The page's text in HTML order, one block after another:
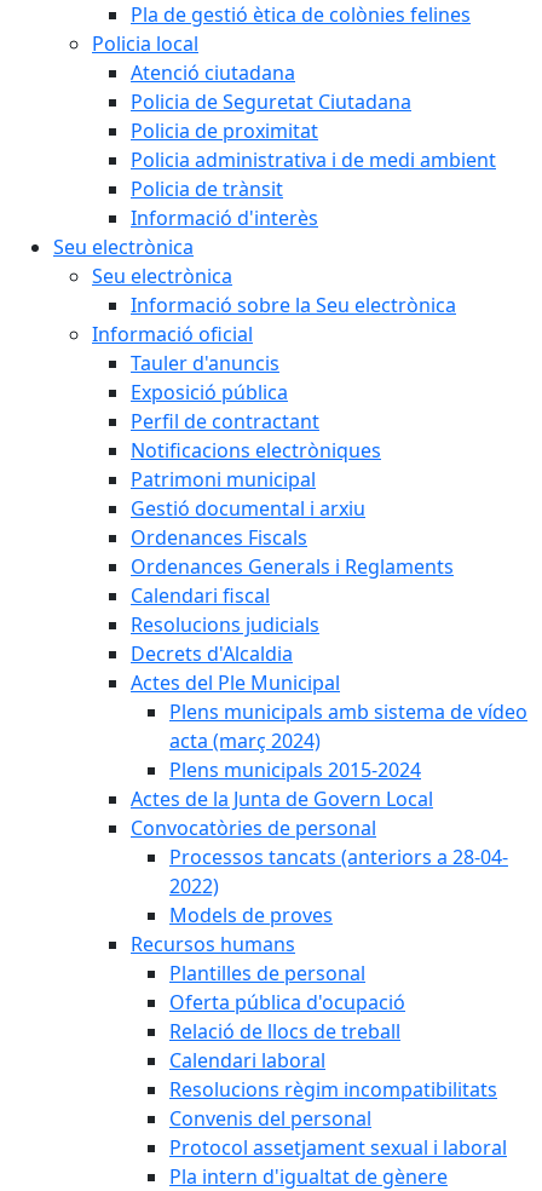
Pla de gestió ètica de colònies felines
Policia local
Atenció ciutadana
Policia de Seguretat Ciutadana
Policia de proximitat
Policia administrativa i de medi ambient
Policia de trànsit
Informació d'interès
Seu electrònica
Seu electrònica
Informació sobre la Seu electrònica
Informació oficial
Tauler d'anuncis
Exposició pública
Perfil de contractant
Notificacions electròniques
Patrimoni municipal
Gestió documental i arxiu
Ordenances Fiscals
Ordenances Generals i Reglaments
Calendari fiscal
Resolucions judicials
Decrets d'Alcaldia
Actes del Ple Municipal
Plens municipals amb sistema de vídeo
acta (març 2024)
Plens municipals 2015-2024
Actes de la Junta de Govern Local
Convocatòries de personal
Processos tancats (anteriors a 28-04-
2022)
Models de proves
Recursos humans
Plantilles de personal
Oferta pública d'ocupació
Relació de llocs de treball
Calendari laboral
Resolucions règim incompatibilitats
Convenis del personal
Protocol assetjament sexual i laboral
Pla intern d'igualtat de gènere